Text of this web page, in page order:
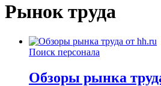
Рынок труда
Поиск персонала
Обзоры рынка